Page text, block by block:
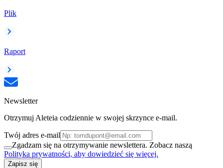
Plik
Raport
Newsletter
Otrzymuj Aleteia codziennie w swojej skrzynce e-mail.
Twój adres e-mail
Zgadzam się na otrzymywanie newslettera. Zobacz naszą
Polityka prywatności, aby dowiedzieć się więcej.
Zapisz się